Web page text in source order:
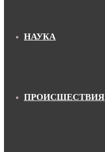
НАУКА
ПРОИСШЕСТВИЯ